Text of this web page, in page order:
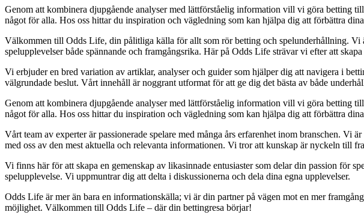
Genom att kombinera djupgående analyser med lättförståelig information vill vi göra betting
något för alla. Hos oss hittar du inspiration och vägledning som kan hjälpa dig att förbättra
Välkommen till Odds Life, din pålitliga källa för allt som rör betting och spelunderhållning. Vi
spelupplevelser både spännande och framgångsrika. Här på Odds Life strävar vi efter att
Vi erbjuder en bred variation av artiklar, analyser och guider som hjälper dig att navigera i
välgrundade beslut. Vårt innehåll är noggrant utformat för att ge dig det bästa av både
Genom att kombinera djupgående analyser med lättförståelig information vill vi göra betting
något för alla. Hos oss hittar du inspiration och vägledning som kan hjälpa dig att förbättra
Vårt team av experter är passionerade spelare med många års erfarenhet inom branschen. Vi
med oss av den mest aktuella och relevanta informationen. Vi tror att kunskap är nyckeln till
Vi finns här för att skapa en gemenskap av likasinnade entusiaster som delar din passion för
spelupplevelse. Vi uppmuntrar dig att delta i diskussionerna och dela dina egna upplevelser.
Odds Life är mer än bara en informationskälla; vi är din partner på vägen mot en mer
möjlighet. Välkommen till Odds Life – där din bettingresa börjar!